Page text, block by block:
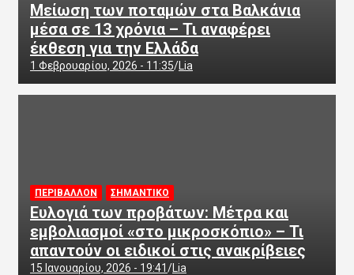
Μείωση των ποταμών στα Βαλκάνια
μέσα σε 13 χρόνια – Τι αναφέρει
έκθεση για την Ελλάδα
1 Φεβρουαρίου, 2026 - 11:35 Lia
ΠΕΡΙΒΑΛΛΟΝ ΣΗΜΑΝΤΙΚΟ
Ευλογιά των προβάτων: Μέτρα και
εμβολιασμοί «στο μικροσκόπιο» – Τι
απαντούν οι ειδικοί στις ανακρίβειες
15 Ιανουαρίου, 2026 - 19:41 Lia